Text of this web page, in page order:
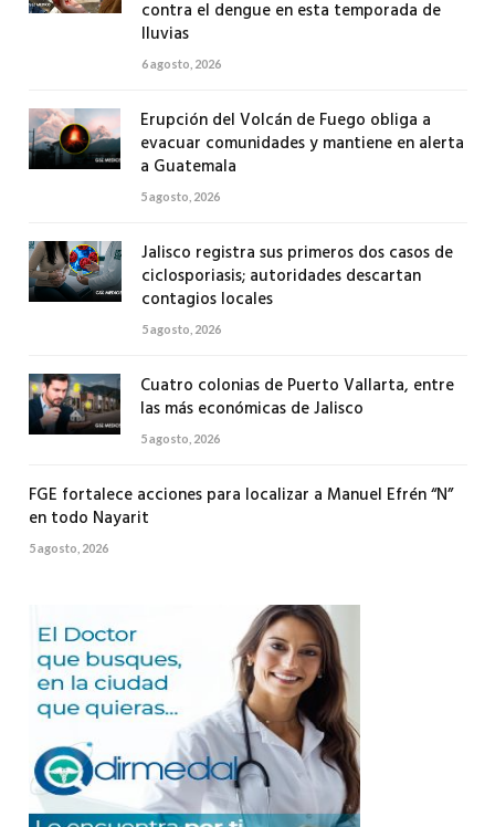
contra el dengue en esta temporada de
lluvias
6 agosto, 2026
Erupción del Volcán de Fuego obliga a
evacuar comunidades y mantiene en alerta
a Guatemala
5 agosto, 2026
Jalisco registra sus primeros dos casos de
ciclosporiasis; autoridades descartan
contagios locales
5 agosto, 2026
Cuatro colonias de Puerto Vallarta, entre
las más económicas de Jalisco
5 agosto, 2026
FGE fortalece acciones para localizar a Manuel Efrén “N”
en todo Nayarit
5 agosto, 2026